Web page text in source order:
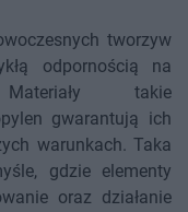
tworzyw
odpornością na
takie
gwarantują ich
warunkach. Taka
gdzie elementy
oraz działanie